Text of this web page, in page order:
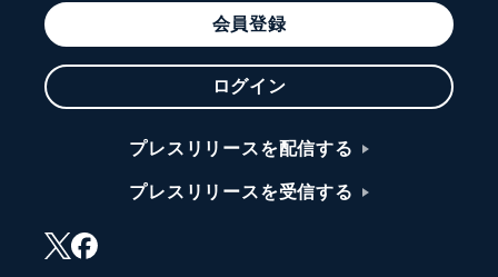
会員登録
ログイン
プレスリリースを配信する
プレスリリースを受信する